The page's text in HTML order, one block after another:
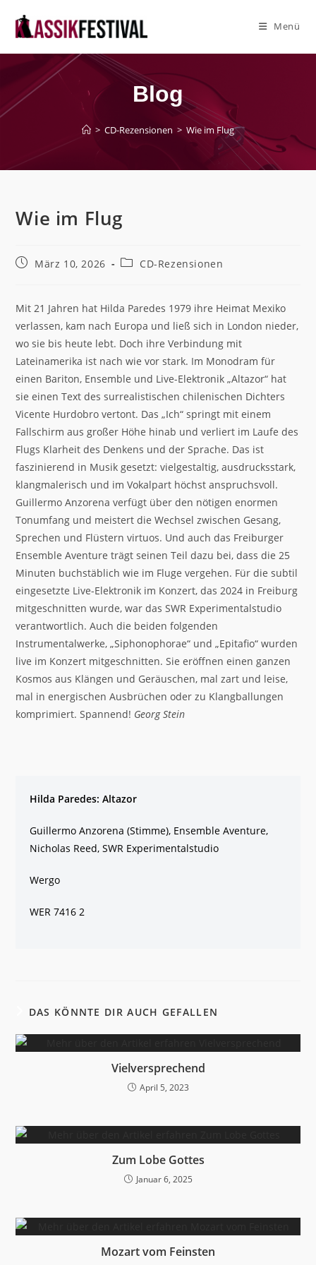
Inhalt
Menü
Blog
> CD-Rezensionen > Wie im Flug
Wie im Flug
BeitragMärz 10, 2026
Beitrags-
CD-Rezensionen
Mit 21 Jahren hat Hilda Paredes 1979 ihre Heimat Mexiko
verlassen, kam nach Europa und ließ sich in London nieder,
wo sie bis heute lebt. Doch ihre Verbindung mit
Lateinamerika ist nach wie vor stark. Im Monodram für
einen Bariton, Ensemble und Live-Elektronik „Altazor“ hat
sie einen Text des surrealistischen chilenischen Dichters
Vicente Hurdobro vertont. Das „Ich“ springt mit einem
Fallschirm aus großer Höhe hinab und verliert im Laufe des
Flugs Klarheit des Denkens und der Sprache. Das ist
faszinierend in Musik gesetzt: vielgestaltig, ausdrucksstark,
klangmalerisch und im Vokalpart höchst anspruchsvoll.
Guillermo Anzorena verfügt über den nötigen enormen
Tonumfang und meistert die Wechsel zwischen Gesang,
Sprechen und Flüstern virtuos. Und auch das Freiburger
Ensemble Aventure trägt seinen Teil dazu bei, dass die 25
Minuten buchstäblich wie im Fluge vergehen. Für die subtil
eingesetzte Live-Elektronik im Konzert, das 2024 in Freiburg
mitgeschnitten wurde, war das SWR Experimentalstudio
verantwortlich. Auch die beiden folgenden
Instrumentalwerke, „Siphonophorae“ und „Epitafio“ wurden
live im Konzert mitgeschnitten. Sie eröffnen einen ganzen
Kosmos aus Klängen und Geräuschen, mal zart und leise,
mal in energischen Ausbrüchen oder zu Klangballungen
komprimiert. Spannend! Georg Stein
Hilda Paredes: Altazor
Guillermo Anzorena (Stimme), Ensemble Aventure,
Nicholas Reed, SWR Experimentalstudio
Wergo
WER 7416 2
DAS KÖNNTE DIR AUCH GEFALLEN
Vielversprechend
April 5, 2023
Zum Lobe Gottes
Januar 6, 2025
Mozart vom Feinsten